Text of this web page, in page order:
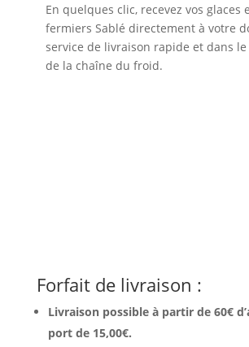
En quelques clic, recevez vos glaces
fermiers Sablé directement à votre
service de livraison rapide et dans
de la chaîne du froid.
Forfait de livraison :
Livraison possible à partir de 60€
port de 15,00€.